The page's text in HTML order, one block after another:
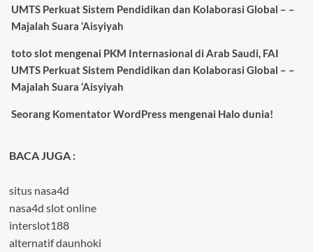
UMTS Perkuat Sistem Pendidikan dan Kolaborasi Global – –
Majalah Suara ‘Aisyiyah
toto slotmengenai PKM Internasional di Arab Saudi, FAI
UMTS Perkuat Sistem Pendidikan dan Kolaborasi Global – –
Majalah Suara ‘Aisyiyah
Seorang Komentator WordPress mengenai Halo dunia!
BACA JUGA :
situs nasa4d
nasa4d slot online
interslot188
alternatif daunhoki